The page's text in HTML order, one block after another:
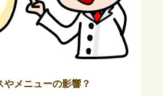
メニューの影響？